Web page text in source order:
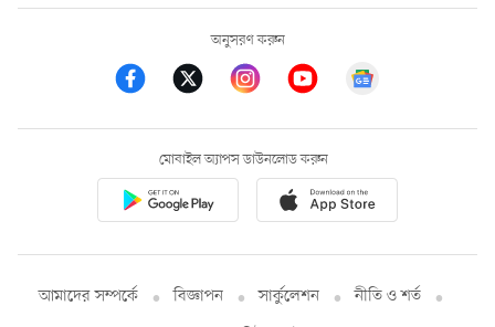
অনুসরণ করুন
মোবাইল অ্যাপস ডাউনলোড করুন
আমাদের সম্পর্কে বিজ্ঞাপন সার্কুলেশন
নীতি ও শর্ত